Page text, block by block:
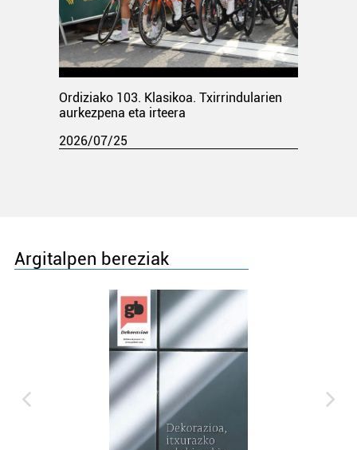
Ordiziako 103. Klasikoa. Txirrindularien
aurkezpena eta irteera
2026/07/25
Argitalpen bereziak